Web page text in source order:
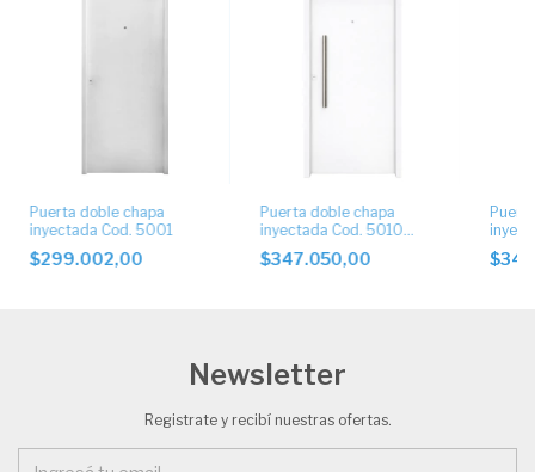
Puerta doble chapa
inyectada Cod. 5001
$299.002,00
Puerta doble chapa
inyectada Cod. 5010
Barral de 75 cm recto
$347.050,00
Newsletter
Registrate y recibí nuestras ofertas.